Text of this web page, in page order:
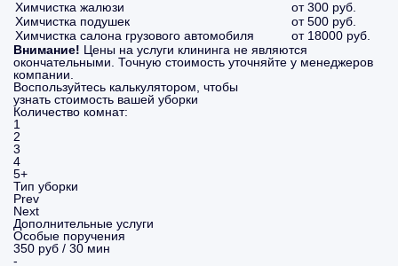
Химчистка жалюзи
от 300 руб.
Химчистка подушек
от 500 руб.
Химчистка салона грузового автомобиля
от 18000 руб.
Внимание! Цены на услуги клининга не являются
окончательными. Точную стоимость уточняйте у менеджеров
компании.
Воспользуйтесь калькулятором, чтобы
узнать стоимость вашей уборки
Количество комнат:
1
2
3
4
5+
Тип уборки
Prev
Next
Дополнительные услуги
Особые поручения
350 руб / 30 мин
-